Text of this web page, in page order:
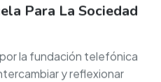
Para La Sociedad
la fundación telefónica
y reflexionar